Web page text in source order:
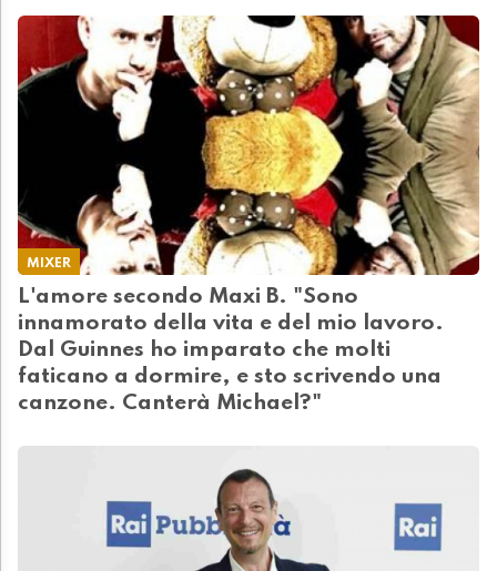
MIXER
L'amore secondo Maxi B. "Sono
innamorato della vita e del mio lavoro.
Dal Guinnes ho imparato che molti
faticano a dormire, e sto scrivendo una
canzone. Canterà Michael?"